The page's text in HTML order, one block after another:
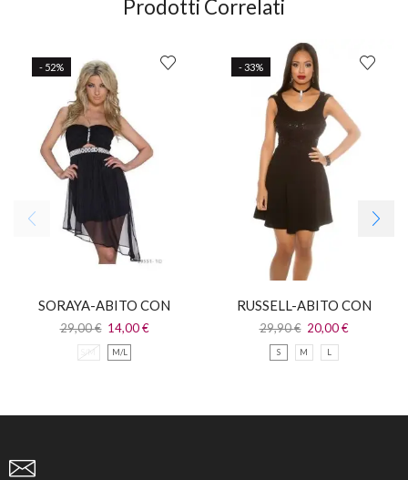
Prodotti Correlati
- 52%
SORAYA-ABITO CON
STRASS
29,00€ 14,00€
S/M M/L
- 33%
RUSSELL-ABITO CON
CORPETTO IN PAILLETTES
29,90€ 20,00€
S M L